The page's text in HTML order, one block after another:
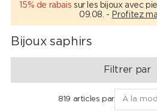
15% de rabais sur les bijoux avec
09.08. - Profitez
Bijoux saphirs
Filtrer par
819 articles par